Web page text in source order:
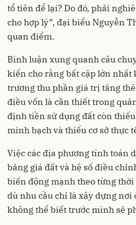
tổ tiên để lại? Do đó, phải
cho hợp lý”, đại biểu Nguyễn
quan điểm.
Bình luận xung quanh câu
kiến cho rằng bất cập lớn nhất
trương thu phần giá trị tăng
điều vốn là cần thiết trong
định tiền sử dụng đất còn
minh bạch và thiếu cơ sở thực
Việc các địa phương tính toán
bảng giá đất và hệ số điều
biến động mạnh theo từng
dù nhu cầu chỉ là xây dựng nơi
không thể biết trước mình sẽ